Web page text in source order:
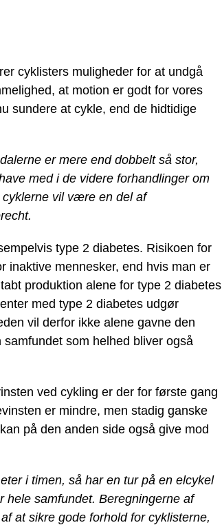
cyklisters muligheder for at undgå
at motion er godt for vores
sundere at cykle, end de hidtidige
er mere end dobbelt så stor,
med i de videre forhandlinger om
vil være en del af
type 2 diabetes. Risikoen for
inaktive mennesker, end hvis man er
produktion alene for type 2 diabetes
med type 2 diabetes udgør
vil derfor ikke alene gavne den
som helhed bliver også
ved cykling er der for første gang
er mindre, men stadig ganske
på den anden side også give mod
i timen, så har en tur på en elcykel
hele samfundet. Beregningerne af
at sikre gode forhold for cyklisterne,